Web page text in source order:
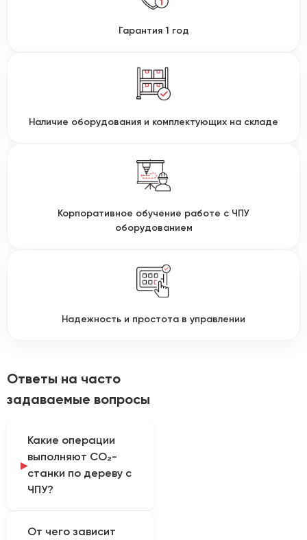
Гарантия 1 год
Наличие оборудования и комплектующих на складе
Корпоративное обучение работе с ЧПУ
оборудованием
Надежность и простота в управлении
Ответы на часто
задаваемые вопросы
Какие операции
выполняют CO₂-
станки по дереву с
ЧПУ?
применяют для
От чего зависит